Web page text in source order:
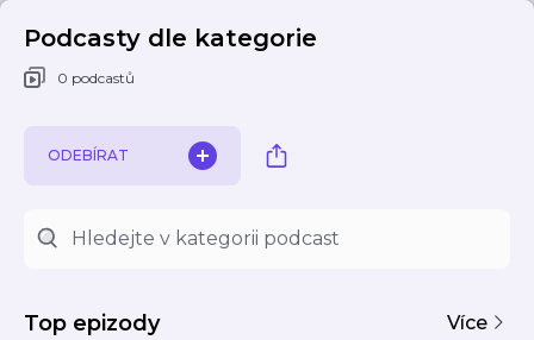
Podcasty dle kategorie
0 podcastů
ODEBÍRAT
Top epizody Více